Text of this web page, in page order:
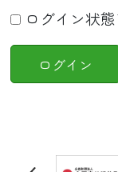
ログイン状態